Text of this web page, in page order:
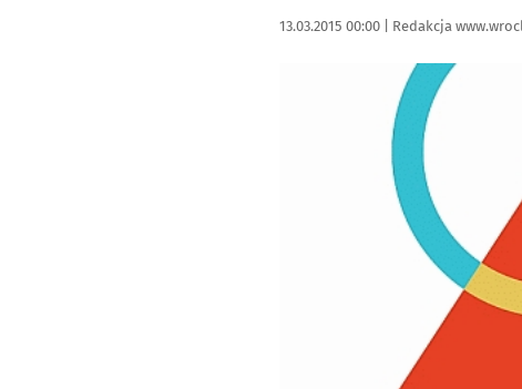
Data publikacji:
13.03.2015 00:00 | Autor:
Redakcja
Kliknij, aby powiększyć